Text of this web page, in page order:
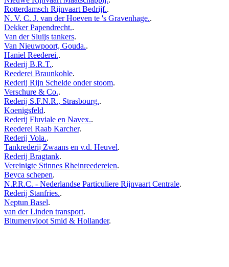
Rotterdamsch Rijnvaart Bedrijf..
N. V. C. J. van der Hoeven te 's Gravenhage..
Dekker Papendrecht..
Van der Sluijs tankers.
Van Nieuwpoort, Gouda..
Haniel Reederei..
Rederij B.R.T..
Reederei Braunkohle.
Rederij Rijn Schelde onder stoom.
Verschure & Co..
Rederij S.F.N.R., Strasbourg..
Koenigsfeld.
Rederij Fluviale en Navex..
Reederei Raab Karcher.
Rederij Vola..
Tankrederij Zwaans en v.d. Heuvel.
Rederij Bragtank.
Vereinigte Stinnes Rheinreedereien.
Beyca schepen.
N.P.R.C. - Nederlandse Particuliere Rijnvaart Centrale.
Rederij Stanfries..
Neptun Basel.
van der Linden transport.
Bitumenvloot Smid & Hollander.